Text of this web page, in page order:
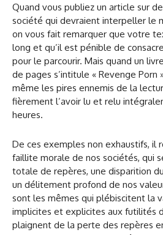
Quand vous publiez un article sur
société qui devraient interpeller le
on vous fait remarquer que votre
long et qu’il est pénible de
pour le parcourir. Mais quand un
de pages s’intitule « Revenge Porn
même les pires ennemis de la
fièrement l’avoir lu et relu
heures.
De ces exemples non exhaustifs, il
faillite morale de nos sociétés, qui
totale de repères, une disparition
un délitement profond de nos
sont les mêmes qui plébiscitent la
implicites et explicites aux futilités
plaignent de la perte des repères